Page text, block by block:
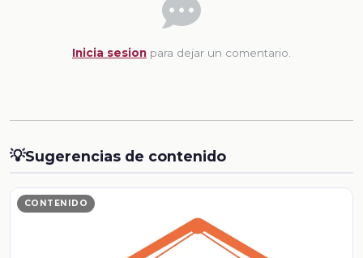
Inicia sesion para dejar un comentario.
💡Sugerencias de contenido
CONTENIDO